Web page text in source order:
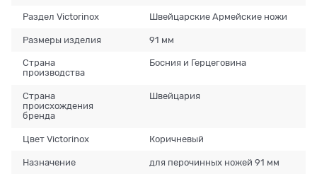
Раздел Victorinox Швейцарские Армейские ножи
Размеры изделия 91 мм
Страна
производства
Босния и Герцеговина
Страна
происхождения
бренда
Швейцария
Цвет Victorinox Коричневый
Назначение для перочинных ножей 91 мм